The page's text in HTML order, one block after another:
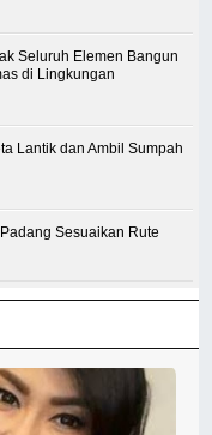
Seluruh Elemen Bangun
di Lingkungan
Lantik dan Ambil Sumpah
Sesuaikan Rute